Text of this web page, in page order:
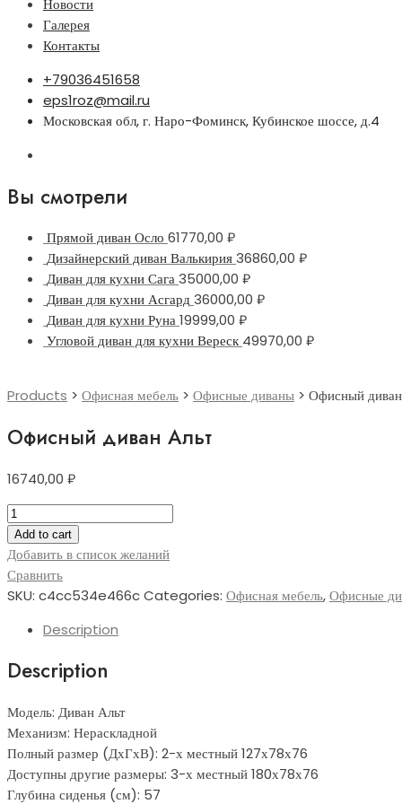
Новости
Галерея
Контакты
+79036451658
eps1roz@mail.ru
Московская обл, г. Наро-Фоминск, Кубинское шоссе, д.4
Вы смотрели
Прямой диван Осло 61770,00 ₽
Дизайнерский диван Валькирия36860,00 ₽
Диван для кухни Сага35000,00 ₽
Диван для кухни Асгард36000,00 ₽
Диван для кухни Руна19999,00 ₽
Угловой диван для кухни Вереск 49970,00 ₽
Products > Офисная мебель > Офисные диваны > Офисный
Офисный диван Альт
16740,00 ₽
Офисный
диван
Альт
quantity
Add to cart
Добавить в список желаний
Сравнить
SKU: c4cc534e466cCategories: Офисная мебель,Офисные
Description
Description
Модель: Диван Альт
Механизм: Нераскладной
Полный размер (ДхГхВ): 2-х местный 127х78х76
Доступны другие размеры: 3-х местный 180х78х76
Глубина сиденья (см): 57